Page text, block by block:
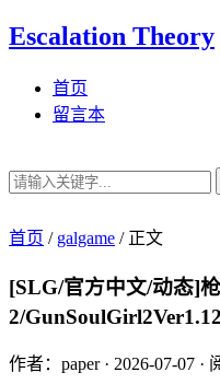
Escalation Theory
首页
留言本
首页 / galgame /正文
[SLG/官方中文/动态]
2/
作者：paper· 2026-07-07 ·